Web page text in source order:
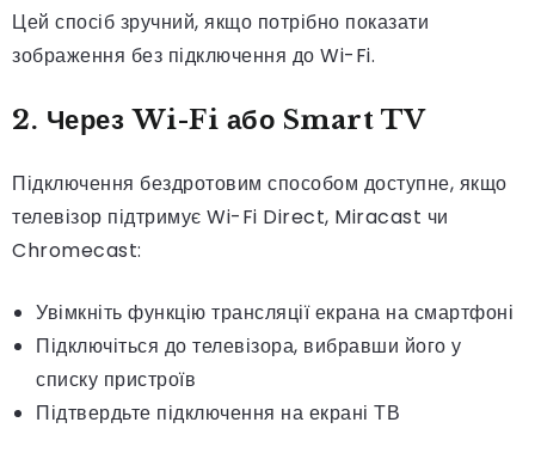
Цей спосіб зручний, якщо потрібно показати
зображення без підключення до Wi-Fi.
2. Через Wi-Fi або Smart TV
Підключення бездротовим способом доступне, якщо
телевізор підтримує Wi-Fi Direct, Miracast чи
Chromecast:
Увімкніть функцію трансляції екрана на смартфоні
Підключіться до телевізора, вибравши його у
списку пристроїв
Підтвердьте підключення на екрані ТВ